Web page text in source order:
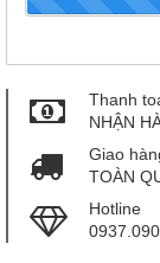
|
Thanh
NHẬN
Giao
TOÀN
Hotline